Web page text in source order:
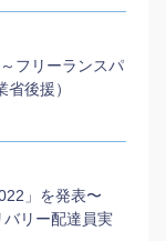
フリーランスパ
後援）
」を発表〜
バリー配達員実